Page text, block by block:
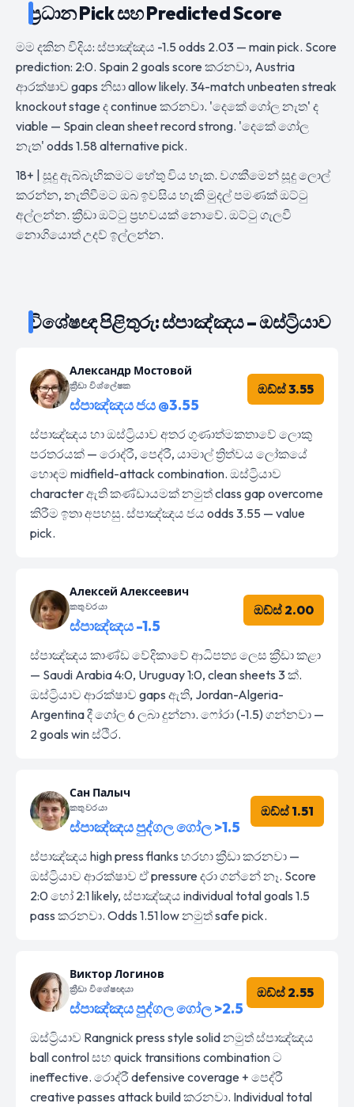
ප්‍රධාන Pick සහ Predicted Score
මම දකින විදිය: ස්පාඤ්ඤය -1.5 odds 2.03 — main pick. Score
prediction: 2:0. Spain 2 goals score කරනවා, Austria
ආරක්ෂාව gaps නිසා allow likely. 34-match unbeaten streak
knockout stage ද continue කරනවා. 'දෙකේ ගෝල නැත' ද
viable — Spain clean sheet record strong. 'දෙකේ ගෝල
නැත' odds 1.58 alternative pick.
18+ | සූදු ඇබ්බැහිකමට හේතු විය හැක. වගකීමෙන් සූදු ලොල්
කරන්න, නැතිවීමට ඔබ ඉවසිය හැකි මුදල් පමණක් ඔට්ටු
අල්ලන්න. ක්‍රීඩා ඔට්ටු ප්‍රභවයක් නොවේ. ඔට්ටු ගැලවී
නොගියොත් උදව් ඉල්ලන්න.
විශේෂඥ පිළිතුරු: ස්පාඤ්ඤය – ඔස්ට්‍රියාව
Александр Мостовой
ක්‍රීඩා විශ්ලේෂක
ස්පාඤ්ඤය ජය @3.55
ඔඩ්ස් 3.55
ස්පාඤ්ඤය හා ඔස්ට්‍රියාව අතර ගුණාත්මකතාවේ ලොකු
පරතරයක් — රොද්රී, පෙද්රී, යාමාල් ත්‍රිත්වය ලෝකයේ
හොඳම midfield-attack combination. ඔස්ට්‍රියාව
character ඇති කණ්ඩායමක් නමුත් class gap overcome
කිරීම ඉතා අපහසු. ස්පාඤ්ඤය ජය odds 3.55 — value
pick.
Алексей Алексеевич
කතුවරයා
ස්පාඤ්ඤය -1.5
ඔඩ්ස් 2.00
ස්පාඤ්ඤය කාණ්ඩ වේදිකාවේ ආධිපත්‍ය ලෙස ක්‍රීඩා කළා
— Saudi Arabia 4:0, Uruguay 1:0, clean sheets 3 ක්.
ඔස්ට්‍රියාව ආරක්ෂාව gaps ඇති, Jordan-Algeria-
Argentina දී ගෝල 6 ලබා දුන්නා. ෆෝරා (-1.5) ගන්නවා —
2 goals win ස්ථිර.
Сан Палыч
කතුවරයා
ස්පාඤ්ඤය පුද්ගල ගෝල >1.5
ඔඩ්ස් 1.51
ස්පාඤ්ඤය high press flanks හරහා ක්‍රීඩා කරනවා —
ඔස්ට්‍රියාව ආරක්ෂාව ඒ pressure දරා ගන්නේ නෑ. Score
2:0 හෝ 2:1 likely, ස්පාඤ්ඤය individual total goals 1.5
pass කරනවා. Odds 1.51 low නමුත් safe pick.
Виктор Логинов
ක්‍රීඩා විශේෂඥයා
ස්පාඤ්ඤය පුද්ගල ගෝල >2.5
ඔඩ්ස් 2.55
ඔස්ට්‍රියාව Rangnick press style solid නමුත් ස්පාඤ්ඤය
ball control සහ quick transitions combination ට
ineffective. රොද්රී defensive coverage + පෙද්රී
creative passes attack build කරනවා. Individual total